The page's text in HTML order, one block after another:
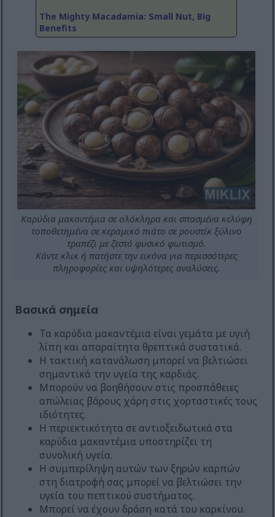
The Mighty Macadamia: Small Nut, Big
Benefits
Καρύδια μακαντέμια σε ολόκληρα και σπασμένα κελύφη
τοποθετημένα σε κεραμικό πιάτο σε ρουστίκ ξύλινο
τραπέζι με ζεστό φυσικό φωτισμό.
Κάντε κλικ ή πατήστε την εικόνα για περισσότερες
πληροφορίες και υψηλότερες αναλύσεις.
Βασικά σημεία
Τα καρύδια μακαντέμια είναι γεμάτα με υγιή
λίπη και απαραίτητα θρεπτικά συστατικά.
Η τακτική κατανάλωση μπορεί να βελτιώσει
σημαντικά την υγεία της καρδιάς.
Μπορούν να βοηθήσουν στις προσπάθειες
απώλειας βάρους χάρη στις χορταστικές τους
ιδιότητες.
Η περιεκτικότητα σε αντιοξειδωτικά στα
καρύδια μακαντέμια υποστηρίζει τη
συνολική υγεία.
Η συμπερίληψη αυτών των ξηρών καρπών
στη διατροφή σας μπορεί να βελτιώσει την
υγεία του πεπτικού συστήματος.
Μπορεί να έχουν δράση κατά του καρκίνου.